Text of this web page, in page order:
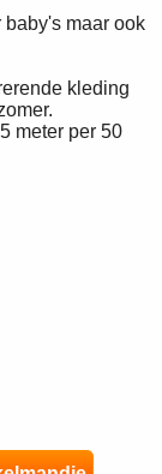
maar ook
kleding
meter per 50